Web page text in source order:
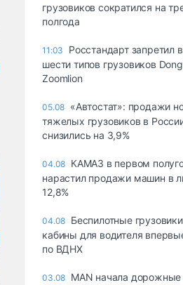
грузовиков сократился на
полгода
11:03
Росстандарт запретил
шести типов грузовиков
Zoomlion
05.08 «Автостат»: продажи
тяжелых грузовиков в
снизились на 3,9%
04.08 КАМАЗ в первом
нарастил продажи машин в
12,8%
04.08 Беспилотные
кабины для водителя
по ВДНХ
03.08 MAN начала дорожные